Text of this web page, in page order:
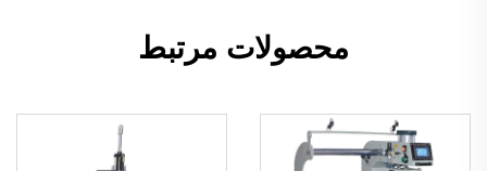
محصولات مرتبط